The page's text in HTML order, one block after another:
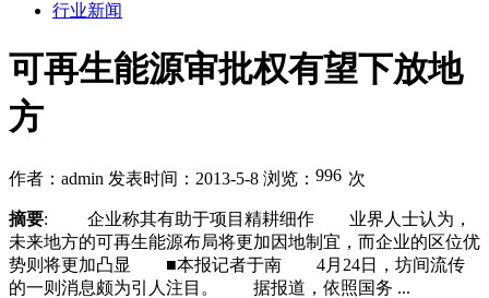
行业新闻
可再生能源审批权有望下放地
方
作者：admin 发表时间：2013-5-8 浏览： 次
摘要: 企业称其有助于项目精耕细作 业界人士认为，
未来地方的可再生能源布局将更加因地制宜，而企业的区位优
势则将更加凸显 ■本报记者于南 4月24日，坊间流传
的一则消息颇为引人注目。 据报道，依照国务 ...